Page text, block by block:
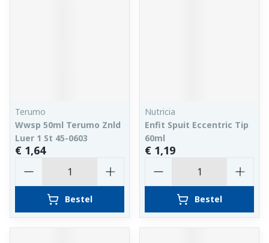
Terumo
Wwsp 50ml Terumo Znld
Luer 1 St 45-0603
€ 1,64
Bestel
Nutricia
Enfit Spuit Eccentric Tip
60ml
€ 1,19
Bestel